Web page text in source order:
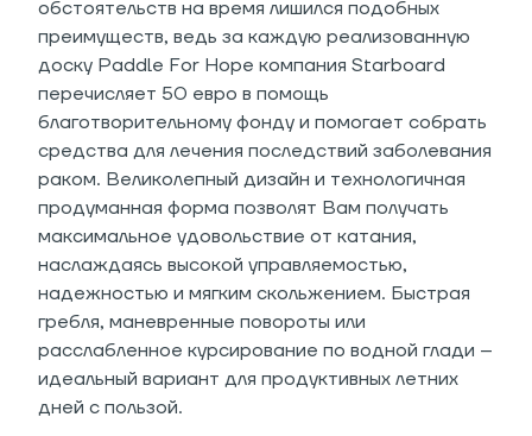
обстоятельств на время лишился подобных
преимуществ, ведь за каждую реализованную
доску Paddle For Hope компания Starboard
перечисляет 50 евро в помощь
благотворительному фонду и помогает собрать
средства для лечения последствий заболевания
раком. Великолепный дизайн и технологичная
продуманная форма позволят Вам получать
максимальное удовольствие от катания,
наслаждаясь высокой управляемостью,
надежностью и мягким скольжением. Быстрая
гребля, маневренные повороты или
расслабленное курсирование по водной глади –
идеальный вариант для продуктивных летних
дней с пользой.